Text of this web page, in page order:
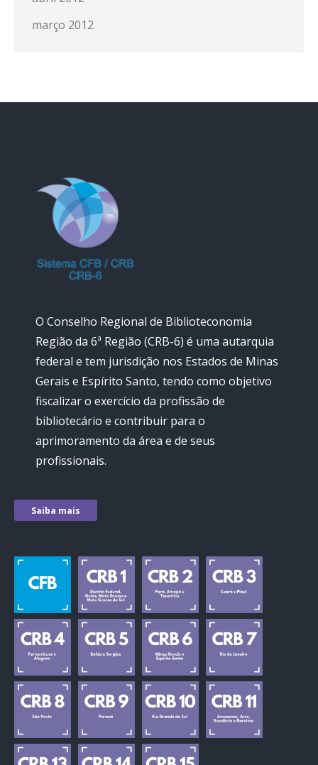
março 2012
O Conselho Regional de Biblioteconomia
Região da 6ª Região (CRB-6) é uma autarquia
federal e tem jurisdição nos Estados de Minas
Gerais e Espírito Santo, tendo como objetivo
fiscalizar o exercício da profissão de
bibliotecário e contribuir para o
aprimoramento da área e de seus
profissionais.
Saiba mais